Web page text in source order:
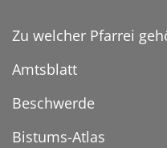
Zu welcher Pfarrei
Amtsblatt
Beschwerde
Bistums-Atlas